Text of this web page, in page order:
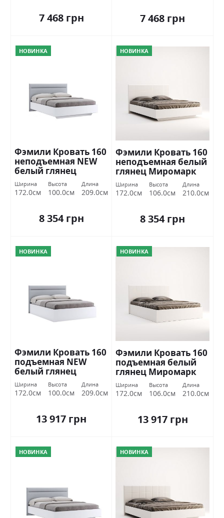
7 468 грн 7 468 грн
НОВИНКА
Фэмили Кровать 160
неподъемная NEW
белый глянец
Миромарк
Ширина
172.0см
Высота
100.0см
Длина
209.0см
8 354 грн
НОВИНКА
Фэмили Кровать 160
неподъемная белый
глянец Миромарк
Ширина
172.0см
Высота
106.0см
Длина
210.0см
8 354 грн
НОВИНКА
Фэмили Кровать 160
подъемная NEW
белый глянец
Миромарк
Ширина
172.0см
Высота
100.0см
Длина
209.0см
13 917 грн
НОВИНКА
Фэмили Кровать 160
подъемная белый
глянец Миромарк
Ширина
172.0см
Высота
106.0см
Длина
210.0см
13 917 грн
НОВИНКА НОВИНКА